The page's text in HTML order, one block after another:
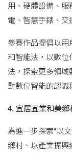
用、硬體設備、
電、智慧手錶、交
參賽作品提倡以
和智能法，以數位
法，探索更多領域
對數位智能的認識
4. 宜居宜業和美鄉
為進一步探索“以
鄉村、以產業振興